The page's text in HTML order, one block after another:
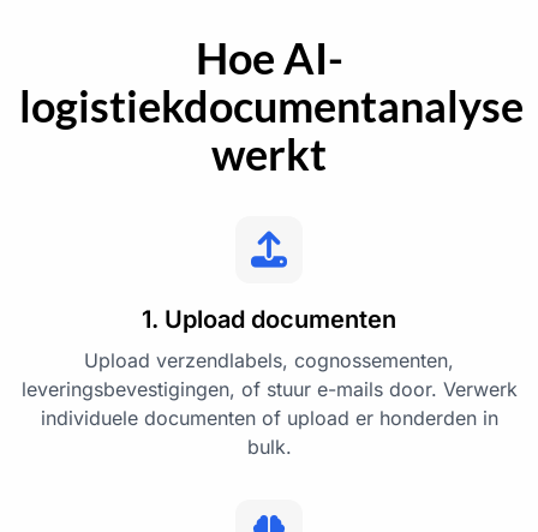
Hoe AI-
logistiekdocumentanalyse
werkt
1. Upload documenten
Upload verzendlabels, cognossementen,
leveringsbevestigingen, of stuur e-mails door. Verwerk
individuele documenten of upload er honderden in
bulk.